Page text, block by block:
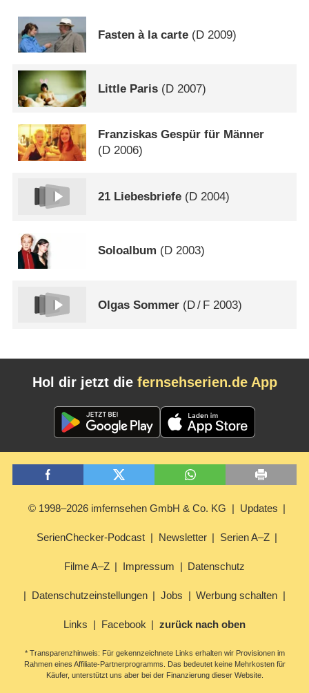
Fasten à la carte (D 2009)
Little Paris (D 2007)
Franziskas Gespür für Männer
(D 2006)
21 Liebesbriefe (D 2004)
Soloalbum (D 2003)
Olgas Sommer (D/ F 2003)
Hol dir jetzt die fernsehserien.de App
© 1998–2026 imfernsehen GmbH & Co. KG Updates
SerienChecker-Podcast Newsletter Serien A–Z
Filme A–Z Impressum Datenschutz
Datenschutzeinstellungen Jobs Werbung schalten
Links Facebook zurück nach oben
* Transparenzhinweis: Für gekennzeichnete Links erhalten wir Provisionen im
Rahmen eines Affiliate-Partnerprogramms. Das bedeutet keine Mehrkosten für
Käufer, unterstützt uns aber bei der Finanzierung dieser Website.